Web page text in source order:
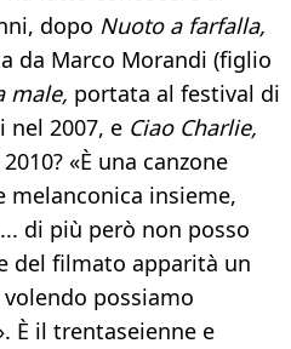
dopo Nuoto a farfalla,
da Marco Morandi (figlio
male, portata al festival di
nel 2007, e Ciao Charlie,
«È una canzone
melanconica insieme,
di più però non posso
del filmato apparità un
possiamo
È il trentaseienne e